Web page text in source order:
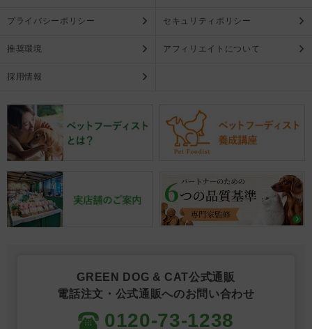
プライバシーポリシー セキュリティポリシー
推奨環境 アフィリエイトについて
採用情報
GREEN DOG & CAT公式通販
電話注文・公式通販へのお問い合わせ
0120-73-1238